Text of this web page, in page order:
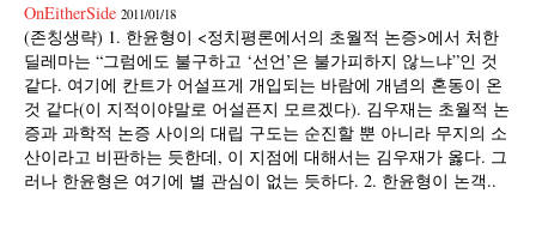
OnEitherSide 2011/01/18
(존칭생략) 1. 한윤형이 <정치평론에서의 초월적 논증>에서 처한
딜레마는 “그럼에도 불구하고 ‘선언’은 불가피하지 않느냐”인 것
같다. 여기에 칸트가 어설프게 개입되는 바람에 개념의 혼동이 온
것 같다(이 지적이야말로 어설픈지 모르겠다). 김우재는 초월적 논
증과 과학적 논증 사이의 대립 구도는 순진할 뿐 아니라 무지의 소
산이라고 비판하는 듯한데, 이 지점에 대해서는 김우재가 옳다. 그
러나 한윤형은 여기에 별 관심이 없는 듯하다. 2. 한윤형이 논객..